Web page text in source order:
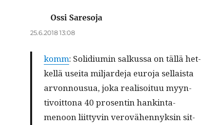
Ossi Saresoja
25.6.2018 13:08
komm: Solid­i­u­min salkus­sa on täl­lä het­
kel­lä usei­ta mil­jarde­ja euro­ja sel­l­aista
arvon­nousua, joka real­isoituu myyn­
tivoit­tona 40 pros­entin han­k­in­ta­
menoon liit­tyvin verovähen­nyksin sit­